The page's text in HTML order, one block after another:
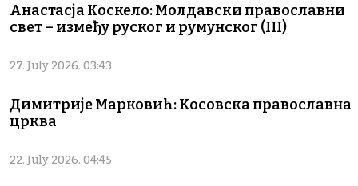
Анастасја Коскело: Молдавски православни
свет – између руског и румунског (III)
27. July 2026. 03:43
Димитрије Марковић: Косовска православна
црква
22. July 2026. 04:45